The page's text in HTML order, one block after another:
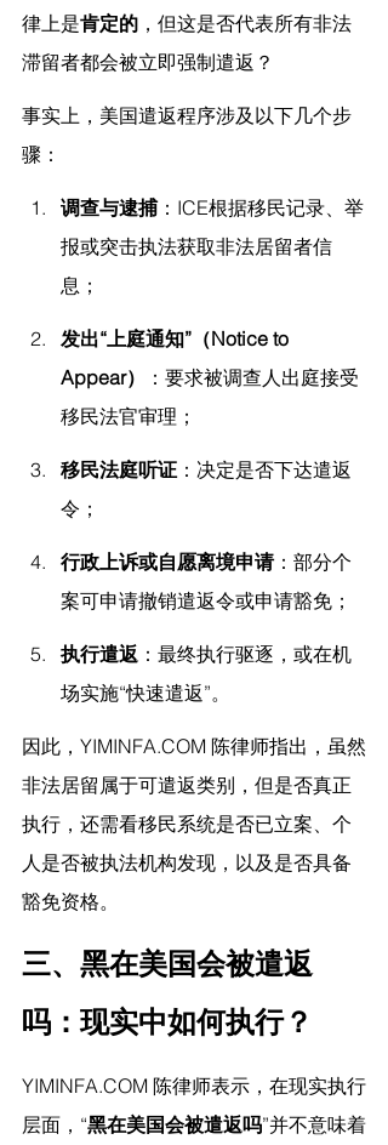
律上是肯定的 ，但这是否代表所有非法
滞留者都会被立即强制遣返？
事实上，美国遣返程序涉及以下几个步
骤：
调查与逮捕：ICE根据移民记录、举
报或突击执法获取非法居留者信
息；
发出“上庭通知”（Notice to
Appear）
：要求被调查人出庭接受
移民法官审理；
移民法庭听证 ：决定是否下达遣返
令；
行政上诉或自愿离境申请：部分个
案可申请撤销遣返令或申请豁免；
执行遣返 ：最终执行驱逐，或在机
场实施“快速遣返”。
因此， YIMINFA.COM 陈律师指出， 虽然
非法居留属于可遣返类别，但是否真正
执行，还需看移民系统是否已立案、个
人是否被执法机构发现，以及是否具备
豁免资格。
三、黑在美国会被遣返
吗：现实中如何执行？
YIMINFA.COM 陈律师表示， 在现实执行
层面，“黑在美国会被遣返吗”并不意味着